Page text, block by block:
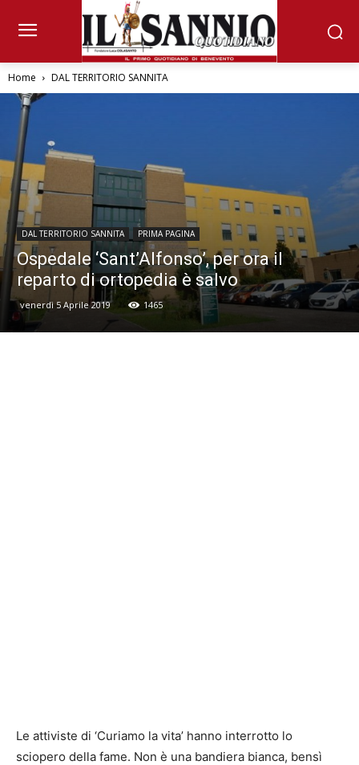
Home DAL TERRITORIO SANNITA
DAL TERRITORIO SANNITA PRIMA PAGINA
Ospedale ‘Sant’Alfonso’, per ora il
reparto di ortopedia è salvo
venerdì 5 Aprile 2019 1465
Le attiviste di ‘Curiamo la vita’ hanno interrotto lo
sciopero della fame. Non è una bandiera bianca, bensì